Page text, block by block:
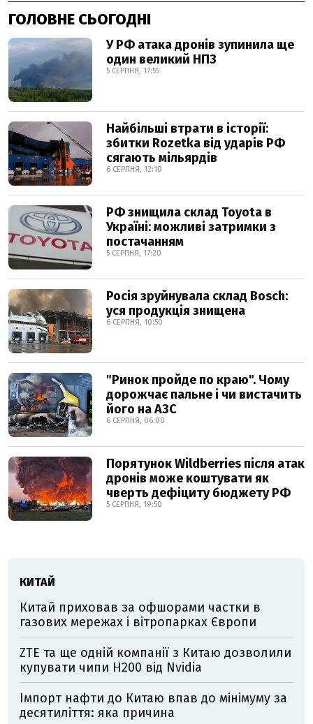
ГОЛОВНЕ СЬОГОДНІ
У РФ атака дронів зупинила ще
один великий НПЗ
5 СЕРПНЯ, 17:55
Найбільші втрати в історії:
збитки Rozetka від ударів РФ
сягають мільярдів
6 СЕРПНЯ, 12:10
РФ знищила склад Toyota в
Україні: можливі затримки з
постачанням
5 СЕРПНЯ, 17:20
Росія зруйнувала склад Bosch:
уся продукція знищена
6 СЕРПНЯ, 10:50
"Ринок пройде по краю". Чому
дорожчає пальне і чи вистачить
його на АЗС
6 СЕРПНЯ, 06:00
Порятунок Wildberries після атак
дронів може коштувати як
чверть дефіциту бюджету РФ
5 СЕРПНЯ, 19:50
КИТАЙ
Китай приховав за офшорами частки в
газових мережах і вітропарках Європи
ZTE та ще одній компанії з Китаю дозволили
купувати чипи H200 від Nvidia
Імпорт нафти до Китаю впав до мінімуму за
десятиліття: яка причина